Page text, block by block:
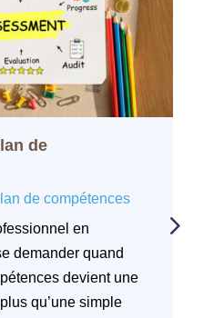
de
de compétences
en
demander quand
devient une
qu’une simple